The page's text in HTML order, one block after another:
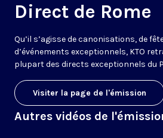
Direct de Rome
Qu’il s’agisse de canonisations, de
d’événements exceptionnels, KTO
plupart des directs exceptionnels du
Visiter la page de l'émission
Autres vidéos de